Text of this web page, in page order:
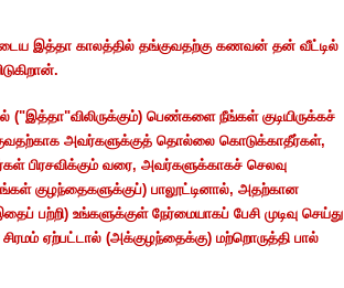
இத்தா காலத்தில் தங்குவதற்கு கணவன் தன் வீட்டில்
.
("இத்தா"விலிருக்கும்) பெண்களை நீங்கள் குடியிருக்கச்
அவர்களுக்குத் தொல்லை கொடுக்காதீர்கள்,
பிரசவிக்கும் வரை, அவர்களுக்காகச் செலவு
குழந்தைகளுக்குப்) பாலூட்டினால், அதற்கான
பற்றி) உங்களுக்குள் நேர்மையாகப் பேசி முடிவு செய்து
சிரமம் ஏற்பட்டால் (அக்குழந்தைக்கு) மற்றொருத்தி பால்